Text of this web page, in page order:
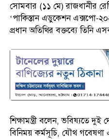
সোমবার (১১ মে) রাজধানীর
‘পাকিস্তান এডুকেশন এক্সপো-
প্রধান অতিথির বক্তব্যে তিনি
শিক্ষামন্ত্রী বলেন, ভবিষ্যতে দুই
বিনিময় কর্মসূচি, যৌথ গবেষণা